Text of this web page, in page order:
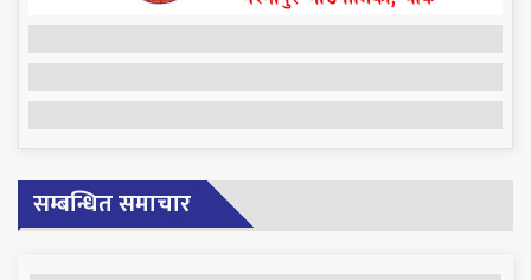
सम्बन्धित समाचार